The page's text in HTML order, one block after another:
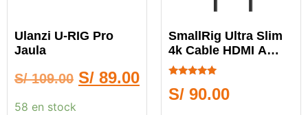
Ulanzi U-RIG Pro
Jaula
S/109.00 S/ 89.00
58 en stock
SmallRig Ultra Slim
4k Cable HDMI A
MICRO HDMI
5.00
de 5
S/ 90.00